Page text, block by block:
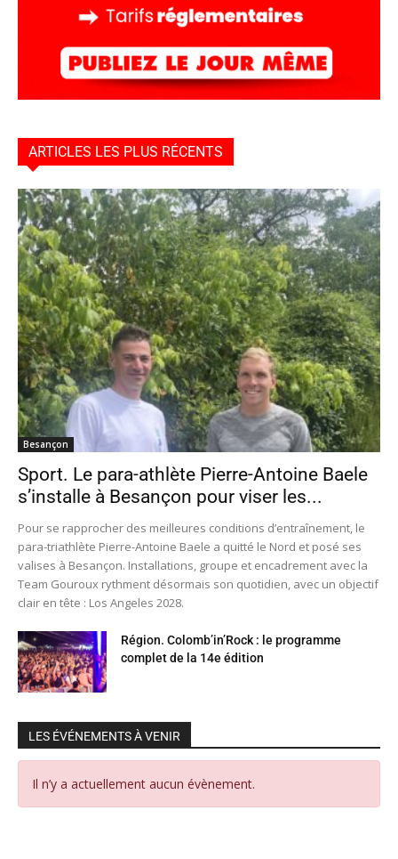
ARTICLES LES PLUS RÉCENTS
Besançon
Sport. Le para-athlète Pierre-Antoine Baele
s’installe à Besançon pour viser les...
Pour se rapprocher des meilleures conditions d’entraînement, le
para-triathlète Pierre-Antoine Baele a quitté le Nord et posé ses
valises à Besançon. Installations, groupe et encadrement avec la
Team Gouroux rythment désormais son quotidien, avec un objectif
clair en tête : Los Angeles 2028.
Région. Colomb’in’Rock : le programme
complet de la 14e édition
LES ÉVÉNEMENTS À VENIR
Il n’y a actuellement aucun évènement.